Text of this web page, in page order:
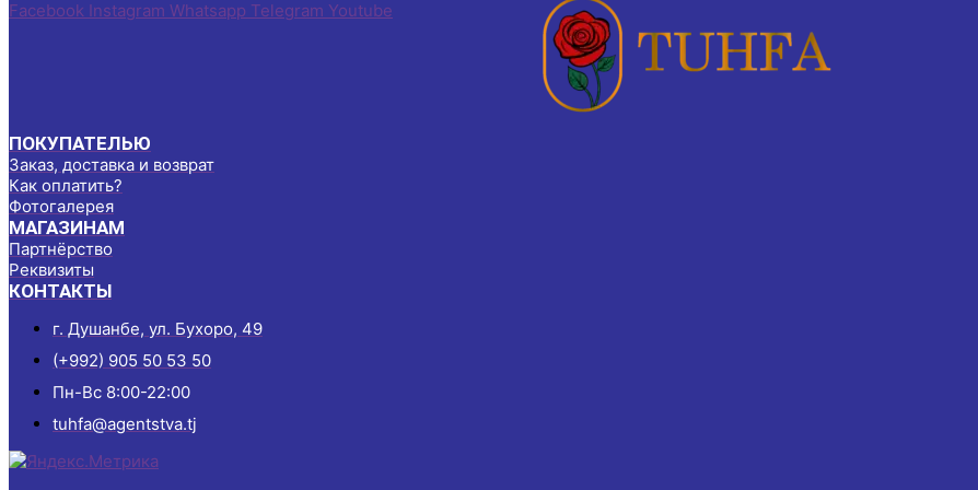
Facebook Instagram Whatsapp Telegram Youtube
ПОКУПАТЕЛЬЮ
Заказ, доставка и возврат
Как оплатить?
Фотогалерея
МАГАЗИНАМ
Партнёрство
Реквизиты
КОНТАКТЫ
г. Душанбе, ул. Бухоро, 49
(+992) 905 50 53 50
Пн-Вс 8:00-22:00
tuhfa@agentstva.tj